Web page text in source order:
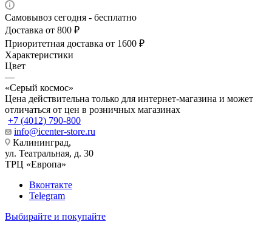
Самовывоз сегодня - бесплатно
Доставка от 800 ₽
Приоритетная доставка от 1600 ₽
Характеристики
Цвет
—
«Серый космос»
Цена действительна только для интернет-магазина и может
отличаться от цен в розничных магазинах
+7 (4012) 790-800
info@icenter-store.ru
Калининград,
ул. Театральная, д. 30
ТРЦ «Европа»
Вконтакте
Telegram
Выбирайте и покупайте